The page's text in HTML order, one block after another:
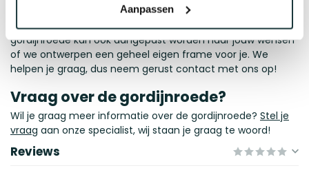
Aanpassen
Liever een andere gordijnroede? Geen probleem, we
hebben verschillendemodellenbeschikbaar! Deze
gordijnroede kan ook aangepast worden naar jouw wensen
of we ontwerpen een geheel eigen frame voor je. We
helpen je graag, dus neem gerust contact met ons op!
Vraag over de gordijnroede?
Wil je graag meer informatie over de gordijnroede? Stel je
vraag aan onze specialist, wij staan je graag te woord!
Reviews